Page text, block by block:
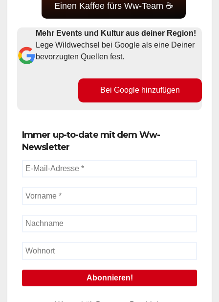
Einen Kaffee fürs Ww-Team ☕
Mehr Events und Kultur aus deiner Region!
Lege Wildwechsel bei Google als eine Deiner
bevorzugten Quellen fest.
Bei Google hinzufügen
Immer up-to-date mit dem Ww-
Newsletter